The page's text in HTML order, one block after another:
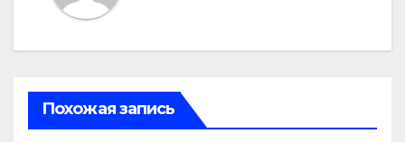
Похожая запись